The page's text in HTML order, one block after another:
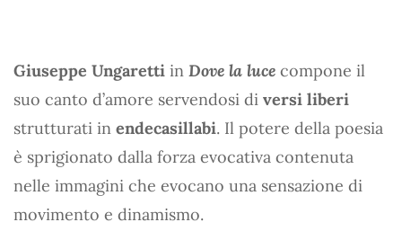
Giuseppe Ungaretti in Dove la luce compone il
suo canto d’amore servendosi di versi liberi
strutturati in endecasillabi. Il potere della poesia
è sprigionato dalla forza evocativa contenuta
nelle immagini che evocano una sensazione di
movimento e dinamismo.